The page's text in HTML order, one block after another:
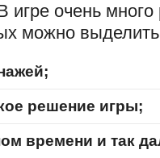
игре очень
можно
решение игры;
времени и так